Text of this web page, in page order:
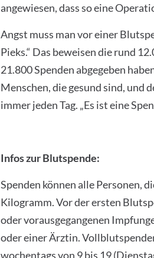
angewiesen, dass so eine
Angst muss man vor einer
Pieks.“ Das beweisen die rund
21.800 Spenden abgegeben
Menschen, die gesund sind, und
immer jeden Tag. „Es ist eine
Infos zur Blutspende:
Spenden können alle Personen,
Kilogramm. Vor der ersten
oder vorausgegangenen
oder einer Ärztin.
wochentags von 9 bis 19